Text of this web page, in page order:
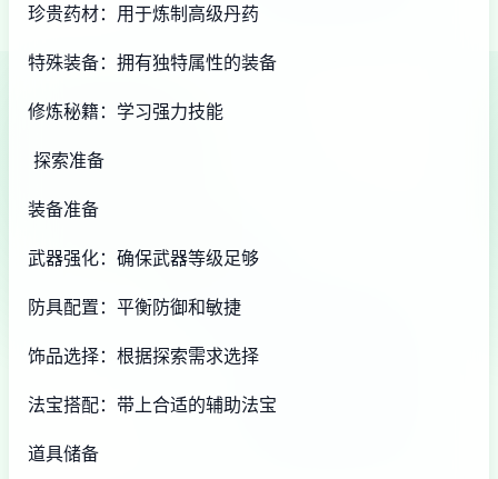
珍贵药材：用于炼制高级丹药
特殊装备：拥有独特属性的装备
修炼秘籍：学习强力技能
探索准备
装备准备
武器强化：确保武器等级足够
防具配置：平衡防御和敏捷
饰品选择：根据探索需求选择
法宝搭配：带上合适的辅助法宝
道具储备